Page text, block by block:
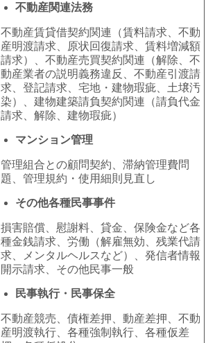
不動産関連法務
不動産賃貸借契約関連（賃料請求、不動
産明渡請求、原状回復請求、賃料増減額
請求）、不動産売買契約関連（解除、不
動産業者の説明義務違反、不動産引渡請
求、登記請求、宅地・建物瑕疵、土壌汚
染）、建物建築請負契約関連（請負代金
請求、解除、建物瑕疵）
マンション管理
管理組合との顧問契約、滞納管理費問
題、管理規約・使用細則見直し
その他各種民事事件
損害賠償、慰謝料、貸金、保険金など各
種金銭請求、労働（解雇無効、残業代請
求、メンタルヘルスなど）、発信者情報
開示請求、その他民事一般
民事執行・民事保全
不動産競売、債権差押、動産差押、不動
産明渡執行、各種強制執行、各種仮差